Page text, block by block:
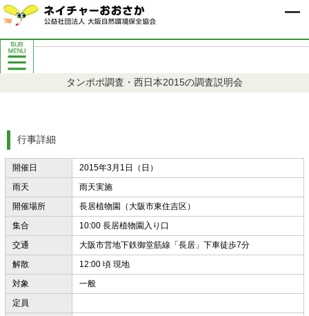
タンポポ調査・西日本2015の調査説明会
行事詳細
開催日
2015年3月1日（日）
雨天
雨天実施
開催場所
長居植物園（大阪市東住吉区）
集合
10:00 長居植物園入り口
交通
大阪市営地下鉄御堂筋線「長居」下車徒歩7分
解散
12:00 頃 現地
対象
一般
定員
8月自然保護イベント案内